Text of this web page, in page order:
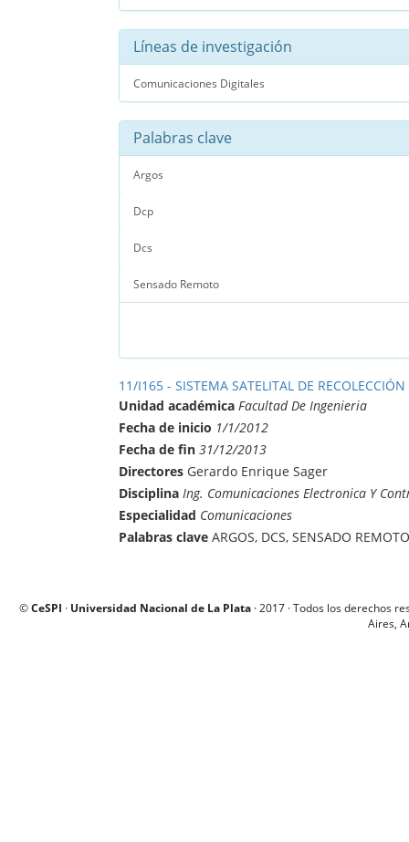
Líneas de investigación
Comunicaciones Digitales
Palabras clave
Argos
Dcp
Dcs
Sensado Remoto
11/I165 - SISTEMA SATELITAL DE
Unidad académica Facultad De Ingenieria
Fecha de inicio 1/1/2012
Fecha de fin 31/12/2013
Directores Gerardo Enrique Sager
Disciplina Ing. Comunicaciones Electronica Y
Especialidad Comunicaciones
Palabras clave ARGOS, DCS, SENSADO
©CeSPI · Universidad Nacional de La Plata · 2017 · Todos los derechos
Aires,